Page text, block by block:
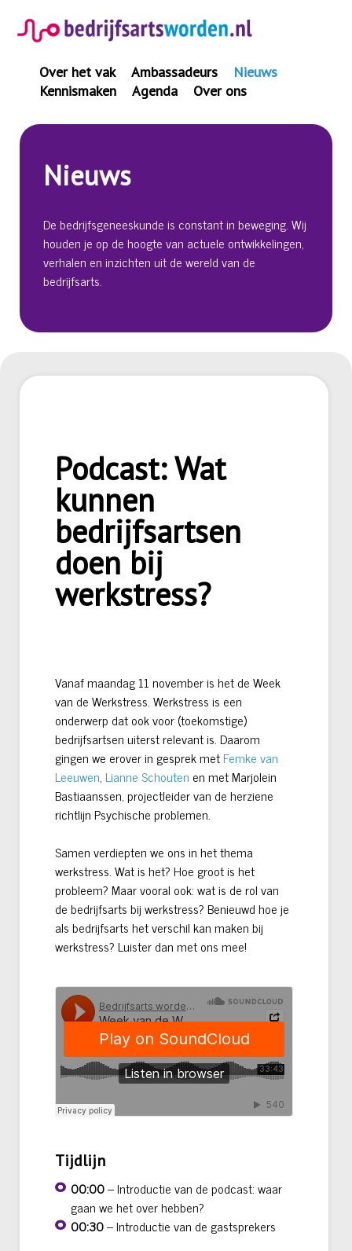
naar
inhoud
Over het vak Ambassadeurs
Nieuws
Kennismaken
Agenda Over ons
Nieuws
De bedrijfsgeneeskunde is constant in beweging. Wij
houden je op de hoogte van actuele ontwikkelingen,
verhalen en inzichten uit de wereld van de
bedrijfsarts.
Podcast: Wat
kunnen
bedrijfsartsen
doen bij
werkstress?
Vanaf maandag 11 november is het de Week
van de Werkstress. Werkstress is een
onderwerp dat ook voor (toekomstige)
bedrijfsartsen uiterst relevant is. Daarom
gingen we erover in gesprek metFemke van
Leeuwen,Lianne Schouten en met Marjolein
Bastiaanssen, projectleider van de herziene
richtlijn Psychische problemen.
Samen verdiepten we ons in het thema
werkstress. Wat is het? Hoe groot is het
probleem? Maar vooral ook: wat is de rol van
de bedrijfsarts bij werkstress? Benieuwd hoe je
als bedrijfsarts het verschil kan maken bij
werkstress? Luister dan met ons mee!
Tijdlijn
00:00– Introductie van de podcast: waar
gaan we het over hebben?
00:30– Introductie van de gastsprekers